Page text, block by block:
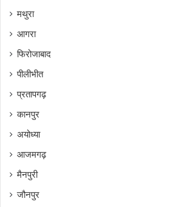
मथुरा
आगरा
फिरोजाबाद
पीलीभीत
प्रतापगढ़
कानपुर
अयोध्या
आजमगढ़
मैनपुरी
जौनपुर